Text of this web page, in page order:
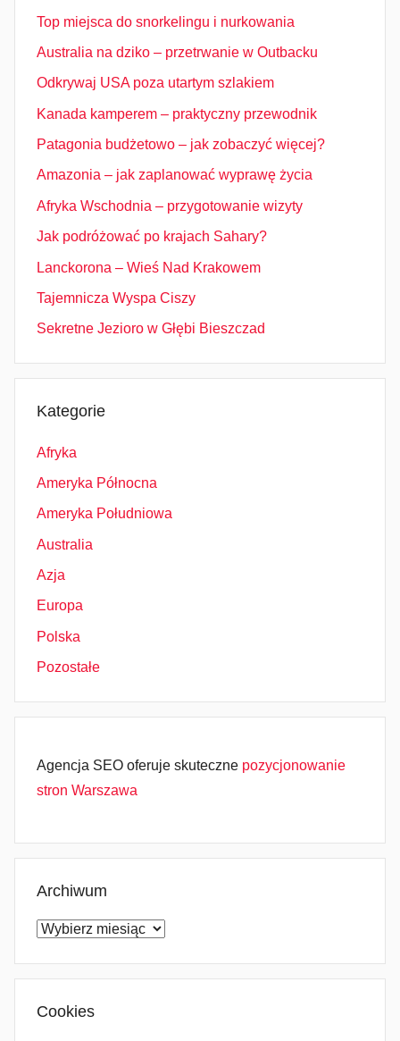
Top miejsca do snorkelingu i nurkowania
Australia na dziko – przetrwanie w Outbacku
Odkrywaj USA poza utartym szlakiem
Kanada kamperem – praktyczny przewodnik
Patagonia budżetowo – jak zobaczyć więcej?
Amazonia – jak zaplanować wyprawę życia
Afryka Wschodnia – przygotowanie wizyty
Jak podróżować po krajach Sahary?
Lanckorona – Wieś Nad Krakowem
Tajemnicza Wyspa Ciszy
Sekretne Jezioro w Głębi Bieszczad
Kategorie
Afryka
Ameryka Północna
Ameryka Południowa
Australia
Azja
Europa
Polska
Pozostałe
Agencja SEO oferuje skuteczne pozycjonowanie
stron Warszawa
Archiwum
Archiwum
Cookies